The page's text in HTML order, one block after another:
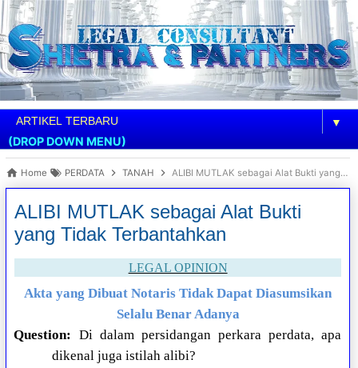
▼
(DROP DOWN MENU)
Home PERDATA TANAH ALIBI MUTLAK sebagai Alat Bukti yang Tidak Terbantahkan
ALIBI MUTLAK sebagai Alat Bukti
yang Tidak Terbantahkan
LEGAL OPINION
Akta yang Dibuat Notaris Tidak Dapat Diasumsikan
Selalu Benar Adanya
Question: Di dalam persidangan perkara perdata, apa
dikenal juga istilah alibi?